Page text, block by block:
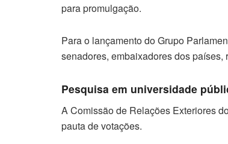
para promulgação.
Para o lançamento do Grupo
senadores, embaixadores dos
Pesquisa em universidade
A Comissão de Relações Exteriores
pauta de votações.